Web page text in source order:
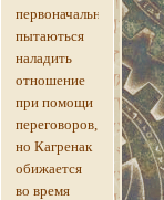
первоначально
пытаються
наладить
отношение
при помощи
переговоров,
но Кагренак
обижается
во время